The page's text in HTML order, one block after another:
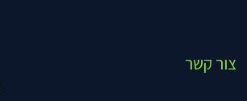
צור קשר